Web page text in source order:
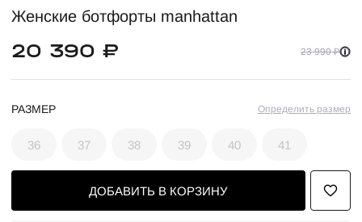
Женские ботфорты manhattan
20 390 ₽ 23 990 ₽
РАЗМЕР Определить размер
36 37 38 39 40 41
ДОБАВИТЬ В КОРЗИНУ